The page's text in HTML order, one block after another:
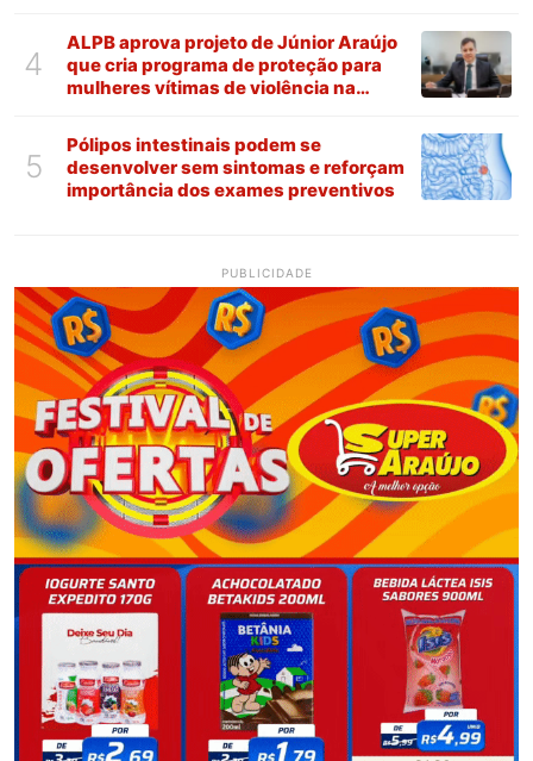
4
ALPB aprova projeto de Júnior Araújo
que cria programa de proteção para
mulheres vítimas de violência na
5
Pólipos intestinais podem se
desenvolver sem sintomas e reforçam
importância dos exames preventivos
PUBLICIDADE